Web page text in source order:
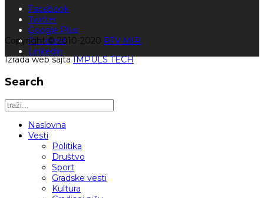
Facebook
Twitter
Google Plus
Pinterest
Linkedin
Copyright © 2010-2020 RTV MIR.
Izrada web sajtaIMPULS TECH
Search
Naslovna
Vesti
Politika
Društvo
Sport
Gradske vesti
Kultura